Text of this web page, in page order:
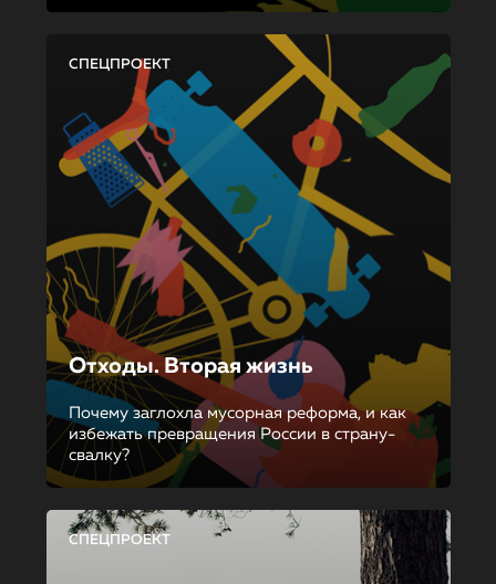
СПЕЦПРОЕКТ
Отходы. Вторая жизнь
Почему заглохла мусорная реформа, и как
избежать превращения России в страну-
свалку?
СПЕЦПРОЕКТ